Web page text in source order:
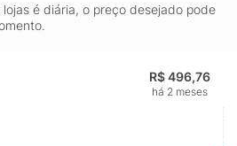
é diária, o preço desejado pode
R$ 496,76
há 2 meses